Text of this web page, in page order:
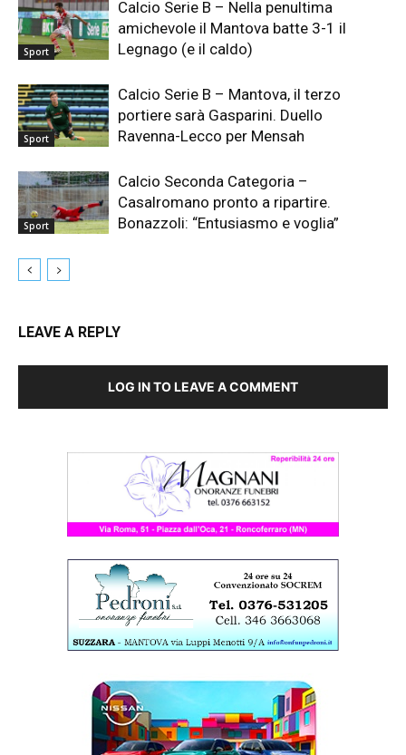
Sport
Calcio Serie B – Nella penultima
amichevole il Mantova batte 3-1 il
Legnago (e il caldo)
Sport
Calcio Serie B – Mantova, il terzo
portiere sarà Gasparini. Duello
Ravenna-Lecco per Mensah
Sport
Calcio Seconda Categoria –
Casalromano pronto a ripartire.
Bonazzoli: “Entusiasmo e voglia”
LEAVE A REPLY
LOG IN TO LEAVE A COMMENT